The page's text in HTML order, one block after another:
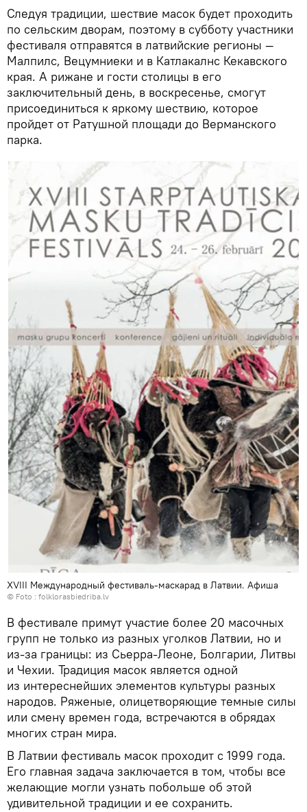
Следуя традиции, шествие масок будет проходить
по сельским дворам, поэтому в субботу участники
фестиваля отправятся в латвийские регионы —
Малпилс, Вецумниеки и в Катлакалнс Кекавского
края. А рижане и гости столицы в его
заключительный день, в воскресенье, смогут
присоединиться к яркому шествию, которое
пройдет от Ратушной площади до Верманского
парка.
XVIII Международный фестиваль-маскарад в Латвии. Афиша
© Foto : folklorasbiedriba.lv
В фестивале примут участие более 20 масочных
групп не только из разных уголков Латвии, но и
из-за границы: из Сьерра-Леоне, Болгарии, Литвы
и Чехии. Традиция масок является одной
из интереснейших элементов культуры разных
народов. Ряженые, олицетворяющие темные силы
или смену времен года, встречаются в обрядах
многих стран мира.
В Латвии фестиваль масок проходит с 1999 года.
Его главная задача заключается в том, чтобы все
желающие могли узнать побольше об этой
удивительной традиции и ее сохранить.